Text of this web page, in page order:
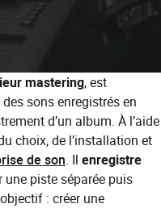
mastering, est
sons enregistrés en
d’un album. À l’aide
choix, de l’installation et
de son. Il enregistre
piste séparée puis
: créer une